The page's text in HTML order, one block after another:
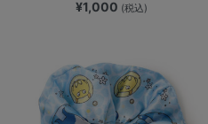
¥1,000 (税込)